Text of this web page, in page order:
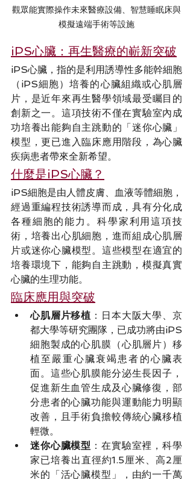
觀眾能實際操作未來醫療設備、智慧睡眠床與
模擬遠端手術等設施
iPS心臟：再生醫療的嶄新突破
iPS心臟，指的是利用誘導性多能幹細胞
（iPS細胞）培養的心臟組織或心肌層
片，是近年來再生醫學領域最受矚目的
創新之一。這項技術不僅在實驗室內成
功培養出能夠自主跳動的「迷你心臟」
模型，更已進入臨床應用階段，為心臟
疾病患者帶來全新希望。
什麼是iPS心臟？
iPS細胞是由人體皮膚、血液等體細胞，
經過重編程技術誘導而成，具有分化成
各種細胞的能力。科學家利用這項技
術，培養出心肌細胞，進而組成心肌層
片或迷你心臟模型。這些模型在適宜的
培養環境下，能夠自主跳動，模擬真實
心臟的生理功能。
臨床應用與突破
心肌層片移植 ：日本大阪大學、京
都大學等研究團隊，已成功將由iPS
細胞製成的心肌膜（心肌層片）移
植至嚴重心臟衰竭患者的心臟表
面。這些心肌膜能分泌生長因子，
促進新生血管生成及心臟修復，部
分患者的心臟功能與運動能力明顯
改善，且手術負擔較傳統心臟移植
輕微。
迷你心臟模型 ：在實驗室裡，科學
家已培養出直徑約1.5厘米、高2厘
米的「活心臟模型」，由約一千萬